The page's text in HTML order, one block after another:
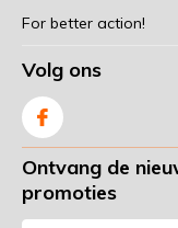
For better action!
Volg ons
Ontvang de
promoties